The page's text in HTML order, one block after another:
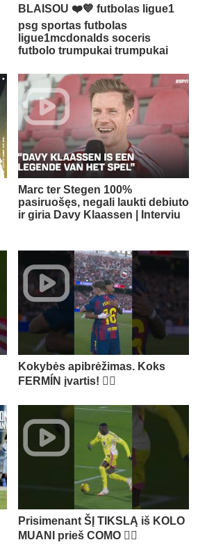
BLAISOU ❤️💙 futbolas ligue1
psg sportas futbolas
ligue1mcdonalds soceris
futbolo trumpukai trumpukai
Marc ter Stegen 100%
pasiruošęs, negali laukti debiuto
ir giria Davy Klaassen | Interviu
Kokybės apibrėžimas. Koks
FERMÍN įvartis! 😮‍💨
Prisimenant ŠĮ TIKSLĄ iš KOLO
MUANI prieš COMO 😮‍💨​